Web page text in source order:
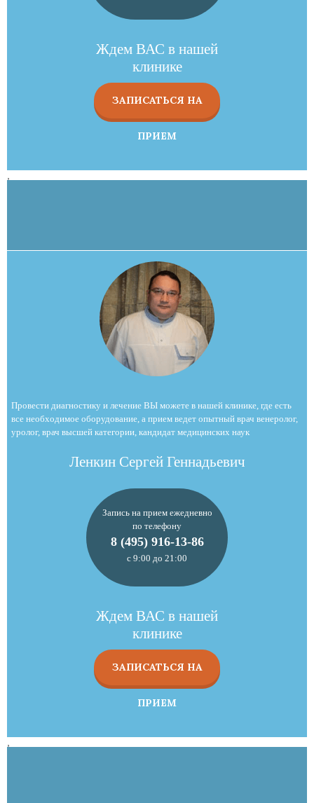
Ждем ВАС в нашей
клинике
ЗАПИСАТЬСЯ НА
ПРИЕМ
Провести диагностику и лечение ВЫ можете в нашей клинике, где есть
все необходимое оборудование, а прием ведет опытный врач венеролог,
уролог, врач высшей категории, кандидат медицинских наук
Ленкин Сергей Геннадьевич
Запись на прием ежедневно
по телефону
8 (495) 916-13-86
с 9:00 до 21:00
Ждем ВАС в нашей
клинике
ЗАПИСАТЬСЯ НА
ПРИЕМ